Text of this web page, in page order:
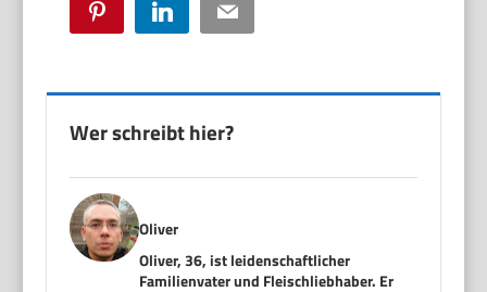
Pinterest LinkedIn Email
Wer schreibt hier?
Oliver
Oliver, 36, ist leidenschaftlicher
Familienvater und Fleischliebhaber. Er